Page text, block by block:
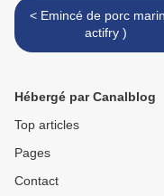
< Emincé de porc mariné (
actifry )
Hébergé par Canalblog
Top articles
Pages
Contact